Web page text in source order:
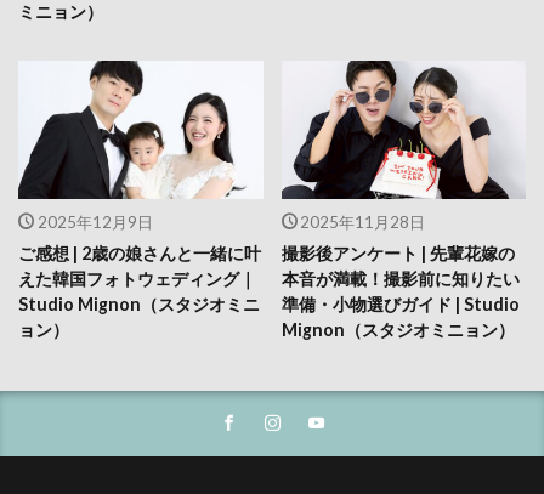
ミニョン）
2025年12月9日
ご感想 | 2歳の娘さんと一緒に叶
えた韓国フォトウェディング｜
Studio Mignon（スタジオミニ
ョン）
2025年11月28日
撮影後アンケート | 先輩花嫁の
本音が満載！撮影前に知りたい
準備・小物選びガイド | Studio
Mignon（スタジオミニョン）